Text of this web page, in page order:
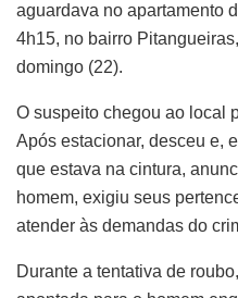
aguardava no apartamento
4h15, no bairro
domingo (22).
O suspeito chegou ao local
Após estacionar, desceu e,
que estava na cintura,
homem, exigiu seus
atender às demandas do
Durante a tentativa de